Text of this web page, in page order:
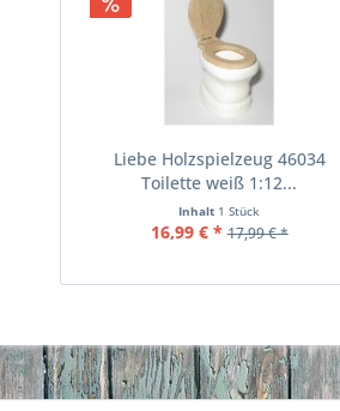
Liebe Holzspielzeug 46034
Toilette weiß 1:12...
Inhalt 1 Stück
16,99 € * 17,99 € *